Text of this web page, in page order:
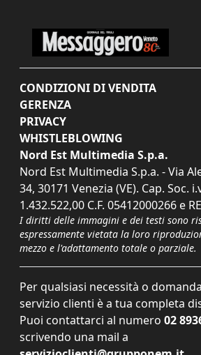
CONDIZIONI DI VENDITA
GERENZA
PRIVACY
WHISTLEBLOWING
Nord Est Multimedia S.p.a.
Nord Est Multimedia S.p.a. - Via
34, 30171 Venezia (VE). Cap. Soc.
1.432.522,00 C.F. 05412000266 e
I diritti delle immagini e dei testi sono
espressamente vietata la loro
mezzo e l'adattamento totale o parziale.
Per qualsiasi necessità o
servizio clienti è a tua completa
Puoi contattarci al numero 02
scrivendo una mail a